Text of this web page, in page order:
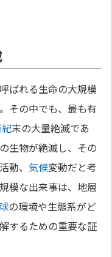
ばれる生命の大規模
その中でも、最も有
末の大量絶滅であ
生物が絶滅し、その
活動、気候変動だと考
模な出来事は、地層
の環境や生態系がど
するための重要な証